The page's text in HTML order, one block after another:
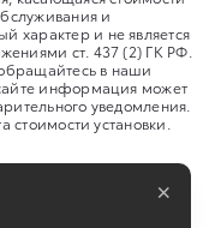
и
характер и не является
ст. 437 (2) ГК РФ.
в наши
информация может
уведомления.
стоимости установки.
×